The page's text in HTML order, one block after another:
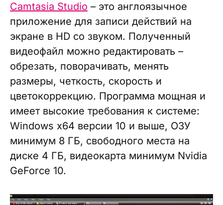
Camtasia Studio – это англоязычное
приложение для записи действий на
экране в HD со звуком. Полученный
видеофайл можно редактировать –
обрезать, поворачивать, менять
размеры, четкость, скорость и
цветокоррекцию. Программа мощная и
имеет высокие требования к системе:
Windows x64 версии 10 и выше, ОЗУ
минимум 8 ГБ, свободного места на
диске 4 ГБ, видеокарта минимум Nvidia
GeForce 10.